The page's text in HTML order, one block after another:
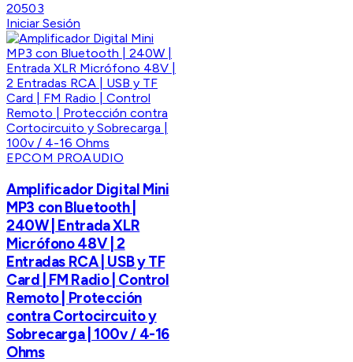
20503
Iniciar Sesión
EPCOM PROAUDIO
Amplificador Digital Mini
MP3 con Bluetooth |
240W | Entrada XLR
Micrófono 48V | 2
Entradas RCA | USB y TF
Card | FM Radio | Control
Remoto | Protección
contra Cortocircuito y
Sobrecarga | 100v / 4-16
Ohms